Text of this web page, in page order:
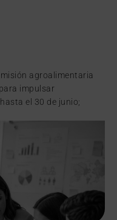
agroalimentaria
impulsar
el 30 de junio;